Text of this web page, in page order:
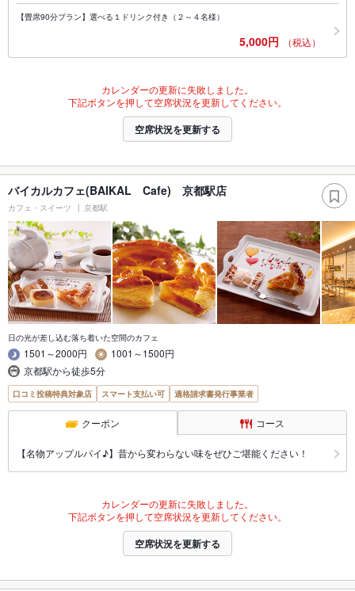
【畳席90分プラン】選べる１ドリンク付き（２～４名様）
5,000円 （税込）
カレンダーの更新に失敗しました。
下記ボタンを押して空席状況を更新してください。
空席状況を更新する
バイカルカフェ(BAIKAL Cafe) 京都駅店
カフェ・スイーツ 京都駅
日の光が差し込む落ち着いた空間のカフェ
1501～2000円
1001～1500円
京都駅から徒歩5分
口コミ投稿特典対象店 スマート支払い可 適格請求書発行事業者
クーポン コース
【名物アップルパイ♪】昔から変わらない味をぜひご堪能ください！
カレンダーの更新に失敗しました。
下記ボタンを押して空席状況を更新してください。
空席状況を更新する